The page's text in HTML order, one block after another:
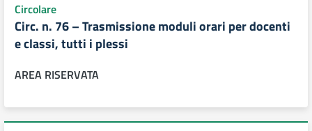
Circolare
Circ. n. 76 – Trasmissione moduli orari per docenti
e classi, tutti i plessi
AREA RISERVATA